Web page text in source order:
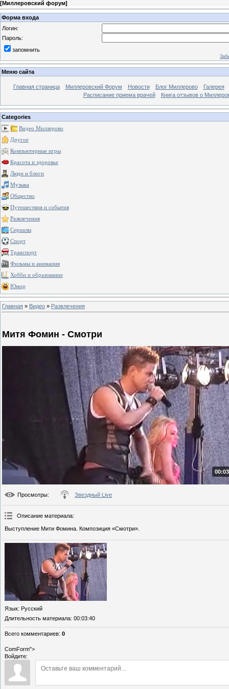
[Миллеровский форум]
Форма входа
Логин:
Пароль:
запомнить
Меню сайта
Главная страница Миллеровский Форум Новости Блог Миллерово
Галерея
Расписание приема врачей
Книга отзывов о
Categories
Видео Миллерово
Другое
Компьютерные игры
Красота и здоровье
Люди и блоги
Музыка
Общество
Путешествия и события
Развлечения
Сериалы
Спорт
Транспорт
Фильмы и анимация
Хобби и образование
Юмор
Главная » Видео » Развлечения
Митя Фомин - Смотри
Просмотры: Звездный Live
Описание материала:
Выступление Мити Фомина. Композиция «Смотри».
Язык: Русский
Длительность материала: 00:03:40
Всего комментариев: 0
ComForm">
Войдите: